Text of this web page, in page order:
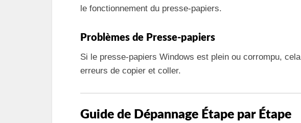
le fonctionnement du presse-papiers.
Problèmes de Presse-papiers
Si le presse-papiers Windows est plein ou corrompu,
erreurs de copier et coller.
Guide de Dépannage Étape par Étape